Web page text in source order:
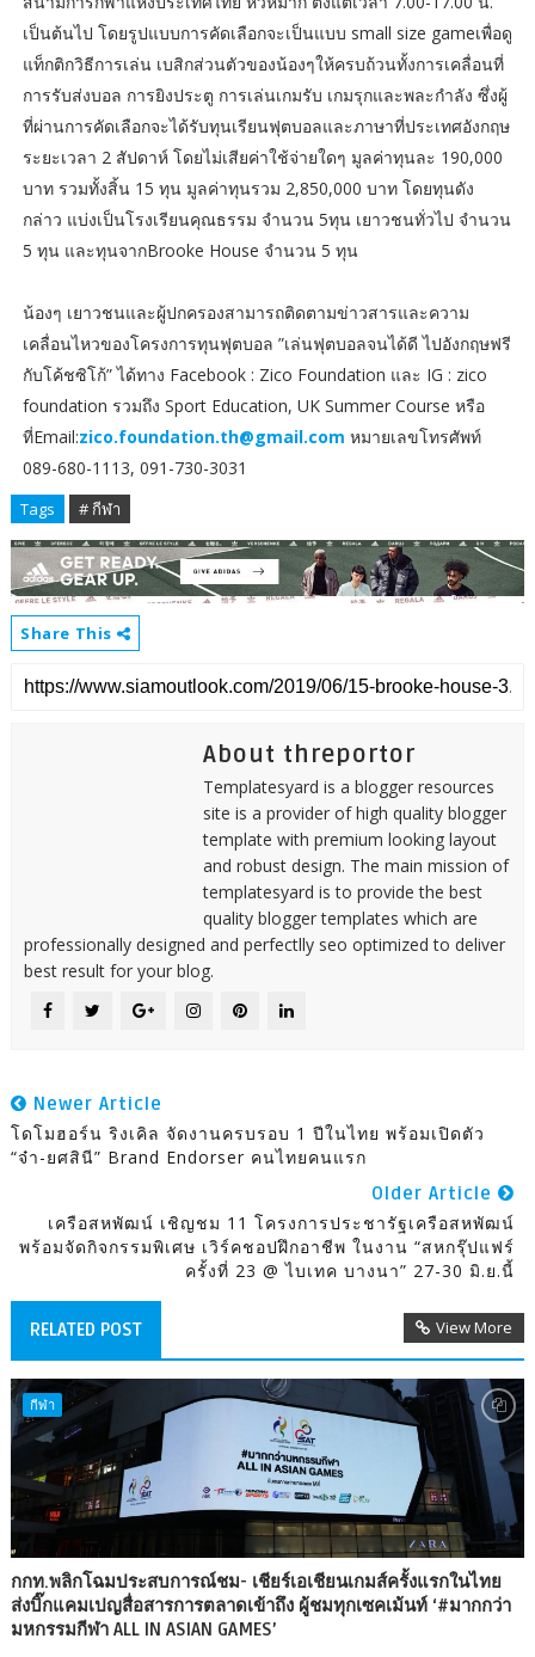
เป็นต้นไป โดยรูปแบบการคัดเลือกจะเป็นแบบ small size gameเพื่อดู
แท็กติกวิธีการเล่น เบสิกส่วนตัวของน้องๆให้ครบถ้วนทั้งการเคลื่อนที่
การรับส่งบอล การยิงประตู การเล่นเกมรับ เกมรุกและพละกำลัง ซึ่งผู้
ที่ผ่านการคัดเลือกจะได้รับทุนเรียนฟุตบอลและภาษาที่ประเทศอังกฤษ
ระยะเวลา 2 สัปดาห์ โดยไม่เสียค่าใช้จ่ายใดๆ มูลค่าทุนละ 190,000
บาท รวมทั้งสิ้น 15 ทุน มูลค่าทุนรวม 2,850,000 บาท โดยทุนดัง
กล่าว แบ่งเป็นโรงเรียนคุณธรรม จำนวน 5ทุน เยาวชนทั่วไป จำนวน
5 ทุน และทุนจากBrooke House จำนวน 5 ทุน
น้องๆ เยาวชนและผู้ปกครองสามารถติดตามข่าวสารและความ
เคลื่อนไหวของโครงการทุนฟุตบอล ”เล่นฟุตบอลจนได้ดี ไปอังกฤษฟรี
กับโค้ชซิโก้” ได้ทาง Facebook : Zico Foundation และ IG : zico
foundation รวมถึง Sport Education, UK Summer Course หรือ
ที่Email:zico.foundation.th@gmail.com หมายเลขโทรศัพท์
089-680-1113, 091-730-3031
Tags # กีฬา
Share This
About threportor
Templatesyard is a blogger resources
site is a provider of high quality blogger
template with premium looking layout
and robust design. The main mission of
templatesyard is to provide the best
quality blogger templates which are
professionally designed and perfectlly seo optimized to deliver
best result for your blog.
Newer Article
โดโมฮอร์น ริงเคิล จัดงานครบรอบ 1 ปีในไทย พร้อมเปิดตัว
“จ๋า-ยศสินี” Brand Endorser คนไทยคนแรก
Older Article
เครือสหพัฒน์ เชิญชม 11 โครงการประชารัฐเครือสหพัฒน์
พร้อมจัดกิจกรรมพิเศษ เวิร์คชอปฝึกอาชีพ ในงาน “สหกรุ๊ปแฟร์
ครั้งที่ 23 @ ไบเทค บางนา” 27-30 มิ.ย.นี้
RELATED POST View More
กีฬา
กกท.พลิกโฉมประสบการณ์ชม- เชียร์เอเชียนเกมส์ครั้งแรกในไทย
ส่งบิ๊กแคมเปญสื่อสารการตลาดเข้าถึง ผู้ชมทุกเซคเม้นท์ ‘#มากกว่า
มหกรรมกีฬา ALL IN ASIAN GAMES’